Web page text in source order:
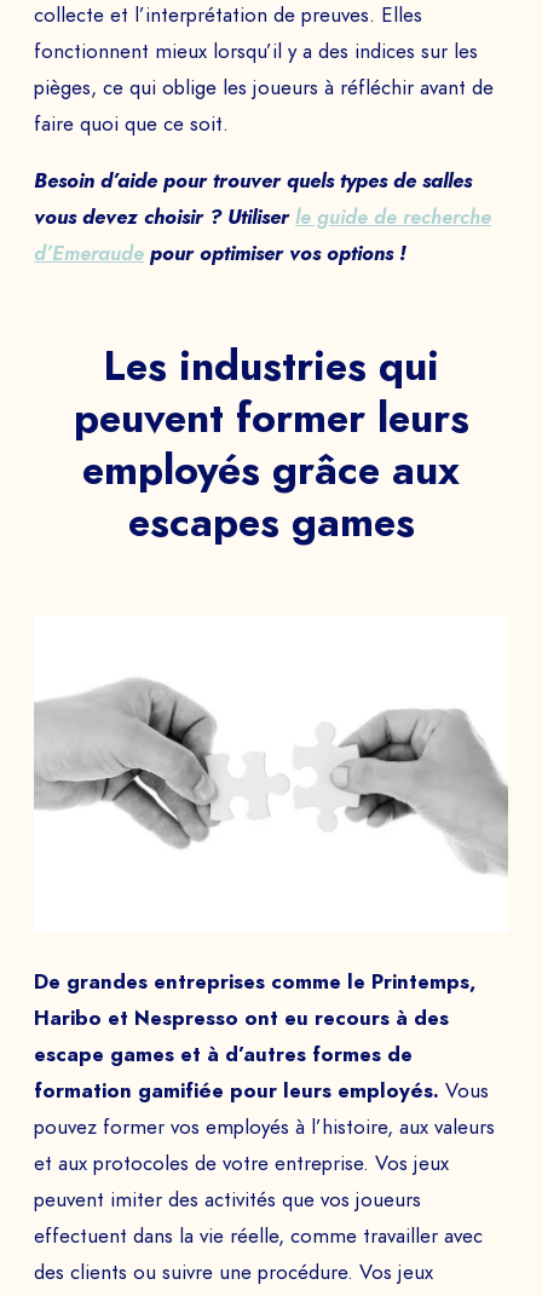
collecte et l’interprétation de preuves. Elles
fonctionnent mieux lorsqu’il y a des indices sur les
pièges, ce qui oblige les joueurs à réfléchir avant de
faire quoi que ce soit.
Besoin d’aide pour trouver quels types de salles
vous devez choisir ? Utiliserle guide de recherche
d’Emeraude pour optimiser vos options !
Les industries qui
peuvent former leurs
employés grâce aux
escapes games
De grandes entreprises comme le Printemps,
Haribo et Nespresso ont eu recours à des
escape games et à d’autres formes de
formation gamifiée pour leurs employés. Vous
pouvez former vos employés à l’histoire, aux valeurs
et aux protocoles de votre entreprise. Vos jeux
peuvent imiter des activités que vos joueurs
effectuent dans la vie réelle, comme travailler avec
des clients ou suivre une procédure. Vos jeux